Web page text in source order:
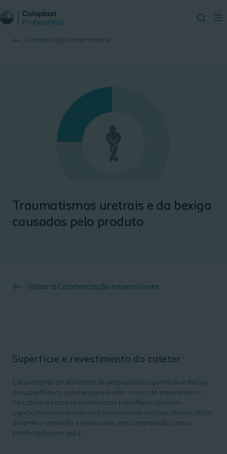
Cateterização intermitente
Traumatismos uretrais e da bexiga
causados pelo produto
Voltar a Cateterização intermitente
Superfície e revestimento do cateter
É importante ter em conta as propriedades químicas e físicas
da superfície do cateter para limitar o risco de traumatismo.
Os cateteres com revestimentos hidrofílicos causam
significativamente menos traumatismos uretrais, menor atrito
durante a remoção e menos dor, em comparação com a
lubrificação com gel.1